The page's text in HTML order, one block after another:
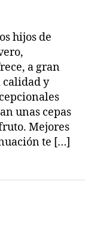
hijos de
a gran
y
unas cepas
Mejores
te […]